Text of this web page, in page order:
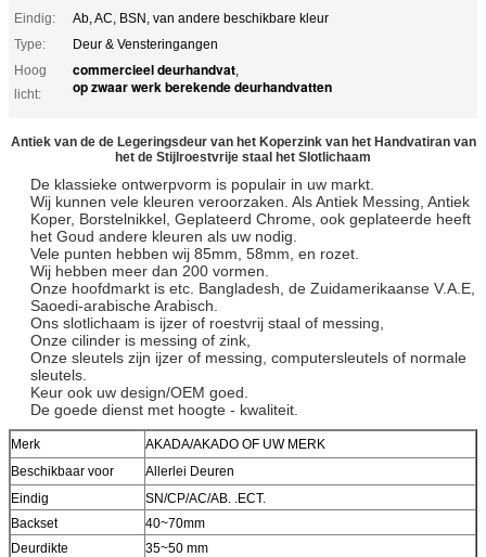
Eindig:
Ab, AC, BSN, van andere beschikbare kleur
Type:
Deur & Vensteringangen
Hoog
licht:
commercieel deurhandvat,
op zwaar werk berekende deurhandvatten
Antiek van de de Legeringsdeur van het Koperzink van het Handvatiran van
het de Stijlroestvrije staal het Slotlichaam
De klassieke ontwerpvorm is populair in uw markt.
Wij kunnen vele kleuren veroorzaken. Als Antiek Messing, Antiek
Koper, Borstelnikkel, Geplateerd Chrome, ook geplateerde heeft
het Goud andere kleuren als uw nodig.
Vele punten hebben wij 85mm, 58mm, en rozet.
Wij hebben meer dan 200 vormen.
Onze hoofdmarkt is etc. Bangladesh, de Zuidamerikaanse V.A.E,
Saoedi-arabische Arabisch.
Ons slotlichaam is ijzer of roestvrij staal of messing,
Onze cilinder is messing of zink,
Onze sleutels zijn ijzer of messing, computersleutels of normale
sleutels.
Keur ook uw design/OEM goed.
De goede dienst met hoogte - kwaliteit.
Merk
AKADA/AKADO OF UW MERK
Beschikbaar voor
Allerlei Deuren
Eindig
SN/CP/AC/AB. .ECT.
Backset
40~70mm
Deurdikte
35~50 mm